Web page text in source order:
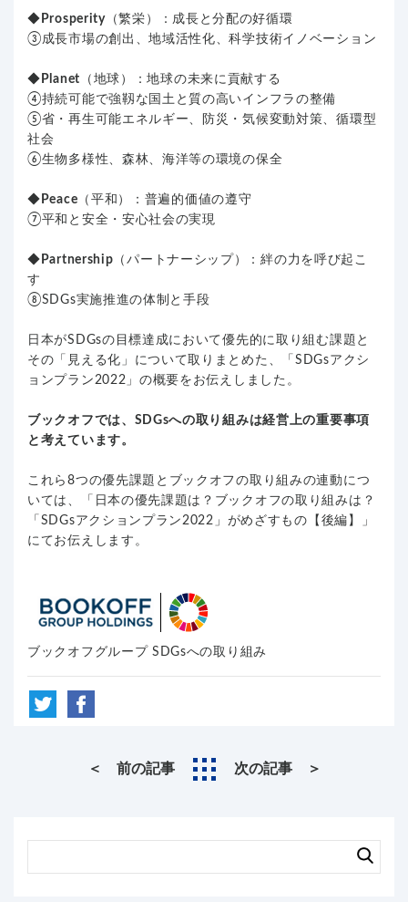
◆ Prosperity（繁栄）：成長と分配の好循環
③成長市場の創出、地域活性化、科学技術イノベーション
◆ Planet （地球）：地球の未来に貢献する
④持続可能で強靱な国土と質の高いインフラの整備
⑤省・再生可能エネルギー、防災・気候変動対策、循環型
社会
⑥生物多様性、森林、海洋等の環境の保全
◆ Peace （平和）：普遍的価値の遵守
⑦平和と安全・安心社会の実現
◆ Partnership （パートナーシップ）：絆の力を呼び起こ
す
⑧SDGs実施推進の体制と手段
日本がSDGsの目標達成において優先的に取り組む課題と
その「見える化」について取りまとめた、「SDGsアクシ
ョンプラン2022」の概要をお伝えしました。
ブックオフでは、SDGsへの取り組みは経営上の重要事項
と考えています。
これら8つの優先課題とブックオフの取り組みの連動につ
いては、「日本の優先課題は？ブックオフの取り組みは？
「SDGsアクションプラン2022」がめざすもの【後編】」
にてお伝えします。
ブックオフグループ SDGsへの取り組み
＜ 前の記事 次の記事 ＞